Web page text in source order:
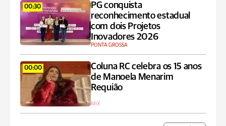
00:30
PG conquista
reconhecimento estadual
com dois Projetos
Inovadores 2026
PONTA GROSSA
00:00
Coluna RC celebra os 15 anos
de Manoela Menarim
Requião
MIX